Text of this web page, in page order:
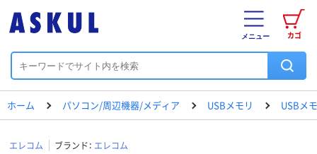
カゴ
メニュー
ホーム パソコン/周辺機器/メディア USBメモリ USBメ
エレコム ブランド： エレコム